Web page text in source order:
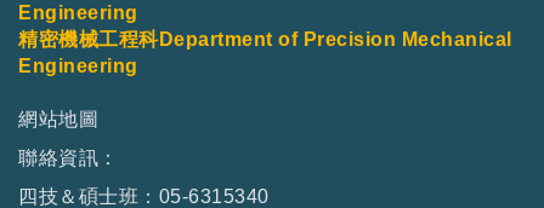
Engineering
精密機械工程科Department of Precision Mechanical
Engineering
網站地圖
聯絡資訊：
四技＆碩士班：05-6315340